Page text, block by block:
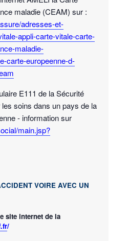
maladie (CEAM) sur :
adresses-et-
appli-carte-vitale-carte-
maladie-
carte-europeenne-d-
E111 de la Sécurité
soins dans un pays de la
- information sur
main.jsp?
VOIRE AVEC UN
site internet de la
/